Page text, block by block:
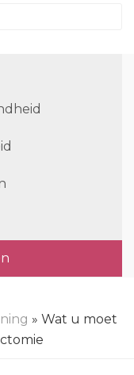
» Wat u moet